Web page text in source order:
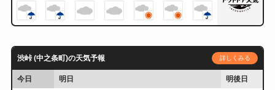
渋峠 (中之条町)の天気予報 詳しくみる
今日 明日
明後日